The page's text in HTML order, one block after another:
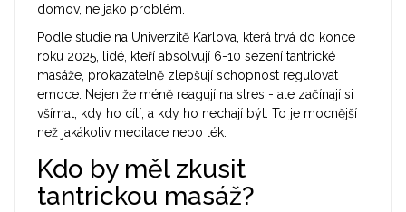
domov, ne jako problém.
Podle studie na Univerzitě Karlova, která trvá do konce
roku 2025, lidé, kteří absolvují 6-10 sezení tantrické
masáže, prokazatelně zlepšují schopnost regulovat
emoce. Nejen že méně reagují na stres - ale začínají si
všímat, kdy ho cítí, a kdy ho nechají být. To je mocnější
než jakákoliv meditace nebo lék.
Kdo by měl zkusit
tantrickou masáž?